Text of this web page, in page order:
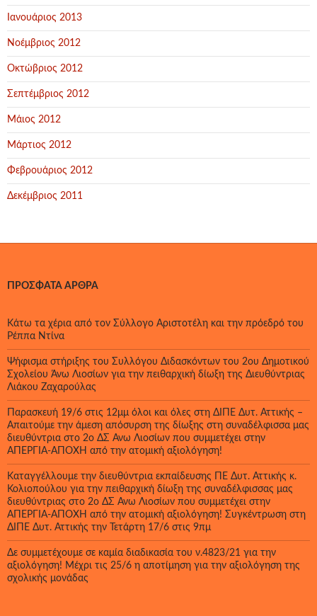
Ιανουάριος 2013
Νοέμβριος 2012
Οκτώβριος 2012
Σεπτέμβριος 2012
Μάιος 2012
Μάρτιος 2012
Φεβρουάριος 2012
Δεκέμβριος 2011
ΠΡΌΣΦΑΤΑ ΆΡΘΡΑ
Κάτω τα χέρια από τον Σύλλογο Αριστοτέλη και την πρόεδρό του
Ρέππα Ντίνα
Ψήφισμα στήριξης του Συλλόγου Διδασκόντων του 2ου Δημοτικού
Σχολείου Άνω Λιοσίων για την πειθαρχική δίωξη της Διευθύντριας
Λιάκου Ζαχαρούλας
Παρασκευή 19/6 στις 12μμ όλοι και όλες στη ΔΙΠΕ Δυτ. Αττικής –
Απαιτούμε την άμεση απόσυρση της δίωξης στη συναδέλφισσα μας
διευθύντρια στο 2ο ΔΣ Άνω Λιοσίων που συμμετέχει στην
ΑΠΕΡΓΙΑ-ΑΠΟΧΗ από την ατομική αξιολόγηση!
Καταγγέλλουμε την διευθύντρια εκπαίδευσης ΠΕ Δυτ. Αττικής κ.
Κολιοπούλου για την πειθαρχική δίωξη της συναδέλφισσας μας
διευθύντριας στο 2ο ΔΣ Άνω Λιοσίων που συμμετέχει στην
ΑΠΕΡΓΙΑ-ΑΠΟΧΗ από την ατομική αξιολόγηση! Συγκέντρωση στη
ΔΙΠΕ Δυτ. Αττικής την Τετάρτη 17/6 στις 9πμ
Δε συμμετέχουμε σε καμία διαδικασία του ν.4823/21 για την
αξιολόγηση! Μέχρι τις 25/6 η αποτίμηση για την αξιολόγηση της
σχολικής μονάδας